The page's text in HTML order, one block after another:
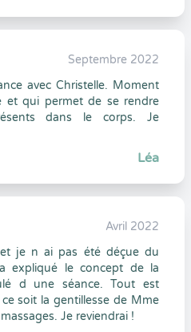
Septembre 2022
avec Christelle. Moment
et qui permet de se rendre
dans le corps. Je
Léa
Avril 2022
je n ai pas été déçue du
expliqué le concept de la
d une séance. Tout est
soit la gentillesse de Mme
Je reviendrai !